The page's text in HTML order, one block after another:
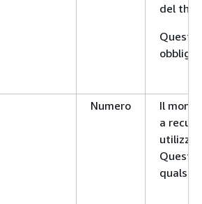
del
Questo
Numero
Il
a
Questo